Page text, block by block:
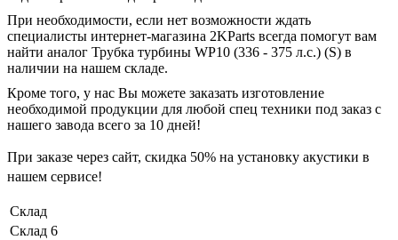
При необходимости, если нет возможности ждать
специалисты интернет-магазина 2KParts всегда помогут вам
найти аналог Трубка турбины WP10 (336 - 375 л.с.) (S) в
наличии на нашем складе.
Кроме того, у нас Вы можете заказать изготовление
необходимой продукции для любой спец техники под заказ с
нашего завода всего за 10 дней!
При заказе через сайт, скидка 50% на установку акустики в
нашем сервисе!
Склад
Склад 6